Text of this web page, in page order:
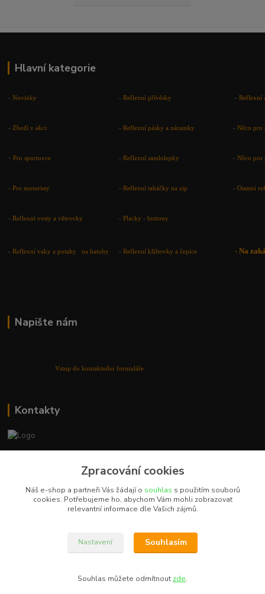
Hlavní kategorie
-Novinky -Reflexní přívěsky -Reflexní
- Zboží v akci -Reflexní pásky a náramky -Něco pro
-Pro sportovce -Reflexní samlolepky -Něco pro
- Pro motoristy -Reflexní taháčky na zip -Ostatní
-Reflexní vesty a větrovky -Placky - buttony
-Reflexní vaky a potahy na batohy -Reflexní kšiltovky a čepice -Na
Napište nám
Vstup do kontaktního formuláře
Kontakty
prodej@reflexpoint.cz
reflexpoint.cz ©
Zpracování cookies
Náš e-shop a partneři Vás žádají o souhlas s použitím souborů
cookies. Potřebujeme ho, abychom Vám mohli zobrazovat
relevantní informace dle Vašich zájmů.
Nastavení Souhlasím
Souhlas můžete odmítnout zde.